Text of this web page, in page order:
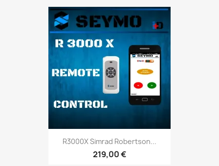
R3000X Simrad Robertson...
219,00 €